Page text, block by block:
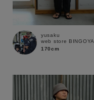
yusaku
web store BINGOYA
170cm